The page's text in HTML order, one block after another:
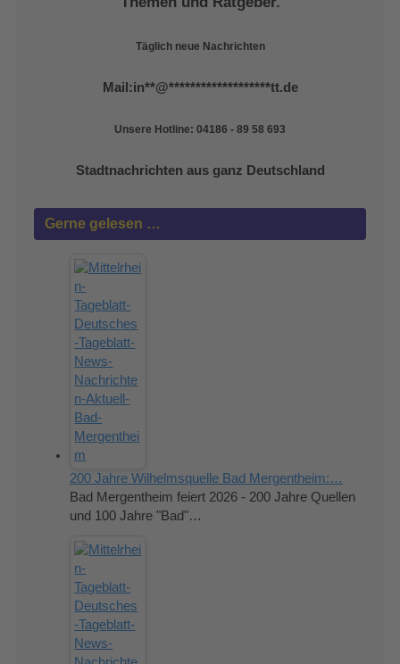
Täglich neue Nachrichten
Mail:in**@*******************tt.de
Unsere Hotline: 04186 - 89 58 693
Stadtnachrichten aus ganz Deutschland
Gerne gelesen …
200 Jahre Wilhelmsquelle Bad Mergentheim:…
Bad Mergentheim feiert 2026 - 200 Jahre Quellen
und 100 Jahre "Bad"…